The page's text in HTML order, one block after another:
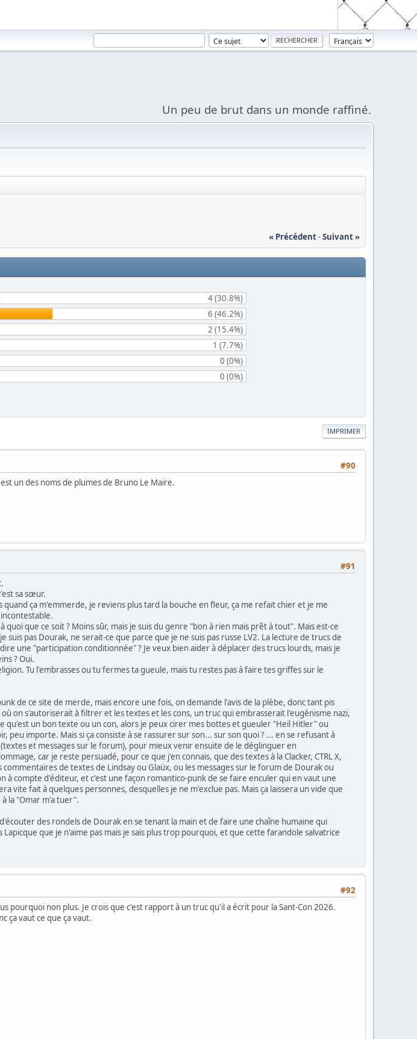
Un peu de brut dans un monde raffiné.
« Précédent-Suivant »
4 (30.8%)
6 (46.2%)
2 (15.4%)
1 (7.7%)
0 (0%)
0 (0%)
IMPRIMER
#90
un des noms de plumes de Bruno Le Maire.
#91
sa sœur.
quand ça m'emmerde, je reviens plus tard la bouche en fleur, ça me refait chier et je me
quoi que ce soit ? Moins sûr, mais je suis du genre "bon à rien mais prêt à tout". Mais est-ce
suis pas Dourak, ne serait-ce que parce que je ne suis pas russe LV2. La lecture de trucs de
une "participation conditionnée" ? Je veux bien aider à déplacer des trucs lourds, mais je
? Oui.
Tu l'embrasses ou tu fermes ta gueule, mais tu restes pas à faire tes griffes sur le
de ce site de merde, mais encore une fois, on demande l'avis de la plèbe, donc tant pis
on s'autoriserait à filtrer et les textes et les cons, un truc qui embrasserait l'eugénisme nazi,
un bon texte ou un con, alors je peux cirer mes bottes et gueuler "Heil Hitler" ou
peu importe. Mais si ça consiste à se rassurer sur son... sur son quoi ? ... en se refusant à
et messages sur le forum), pour mieux venir ensuite de le déglinguer en
car je reste persuadé, pour ce que j'en connais, que des textes à la Clacker, CTRL X,
de textes de Lindsay ou Glaüx, ou les messages sur le forum de Dourak ou
à compte d'éditeur, et c'est une façon romantico-punk de se faire enculer qui en vaut une
vite fait à quelques personnes, desquelles je ne m'exclue pas. Mais ça laissera un vide que
la "Omar m'a tuer".
des rondels de Dourak en se tenant la main et de faire une chaîne humaine qui
que je n'aime pas mais je sais plus trop pourquoi, et que cette farandole salvatrice
#92
pourquoi non plus. Je crois que c'est rapport à un truc qu'il a écrit pour la Sant-Con 2026.
ça vaut ce que ça vaut.